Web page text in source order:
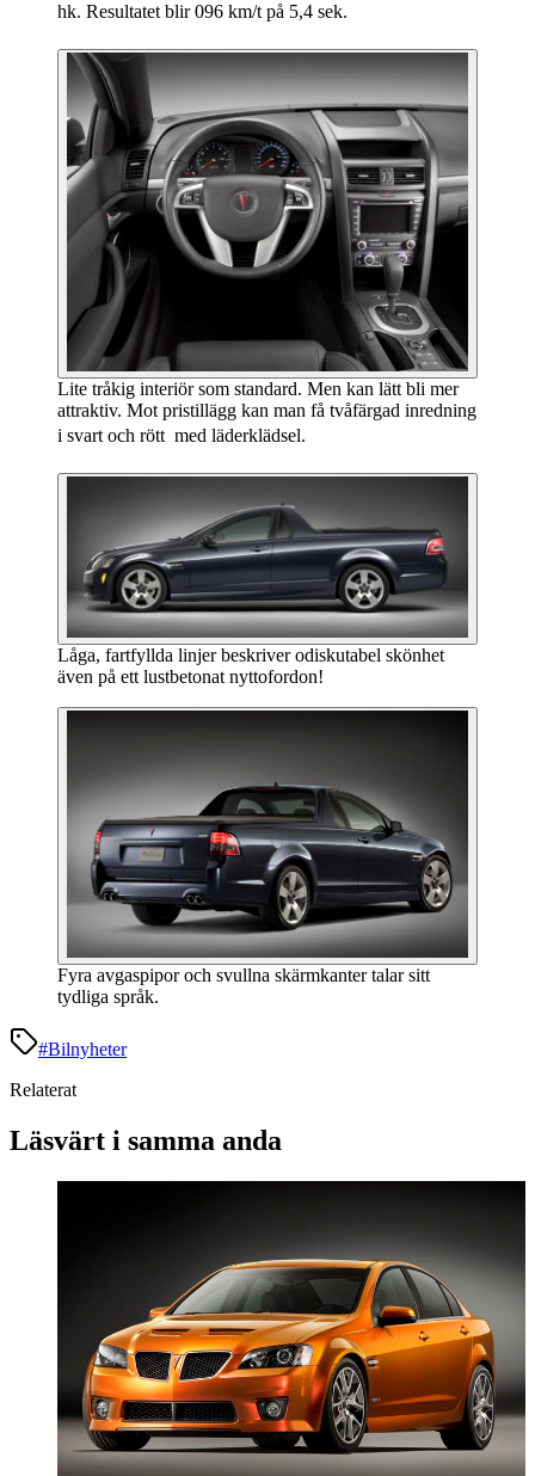
hk. Resultatet blir 096 km/t på 5,4 sek.
Lite tråkig interiör som standard. Men kan lätt bli mer
attraktiv. Mot pristillägg kan man få tvåfärgad inredning
i svart och rött  med läderklädsel.
Låga, fartfyllda linjer beskriver odiskutabel skönhet
även på ett lustbetonat nyttofordon!
Fyra avgaspipor och svullna skärmkanter talar sitt
tydliga språk.
#Bilnyheter
Relaterat
Läsvärt i samma anda